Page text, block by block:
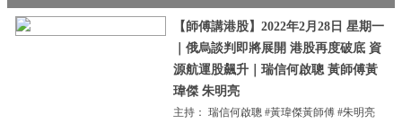
【師傅講港股】2022年2月28日 星期一
｜俄烏談判即將展開 港股再度破底 資
源航運股飆升｜瑞信何啟聰 黃師傅黃
瑋傑 朱明亮
主持： 瑞信何啟聰 #黃瑋傑黃師傅 #朱明亮